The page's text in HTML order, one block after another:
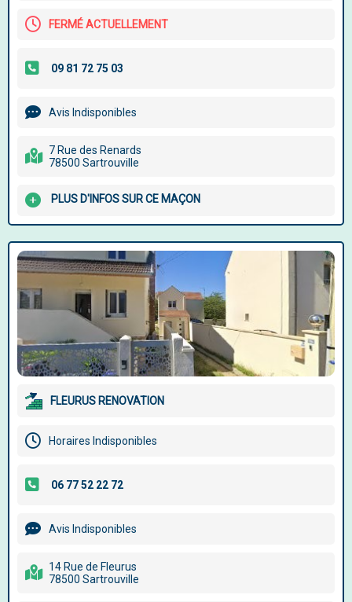
FERMÉ ACTUELLEMENT
Avis Indisponibles
7 Rue des Renards
78500 Sartrouville
PLUS D'INFOS SUR CE MAÇON
FLEURUS RENOVATION
Horaires Indisponibles
Avis Indisponibles
14 Rue de Fleurus
78500 Sartrouville